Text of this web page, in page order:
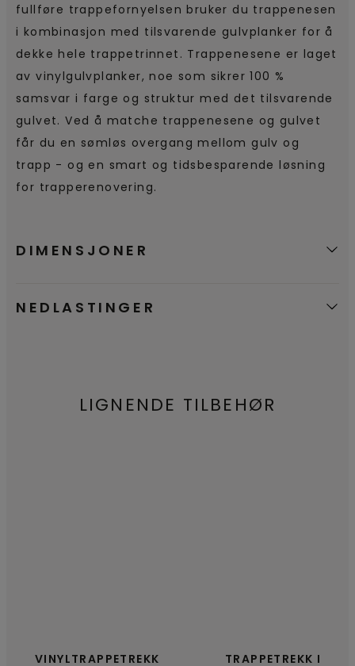
fullføre trappefornyelsen bruker du trappenesen
i kombinasjon med tilsvarende gulvplanker for å
dekke hele trappetrinnet. Trappenesene er laget
av vinylgulvplanker, noe som sikrer 100 %
samsvar i farge og struktur med det tilsvarende
gulvet. Ved å matche trappenesene og gulvet
får du en sømløs overgang mellom gulv og
trapp - og en smart og tidsbesparende løsning
for trapperenovering.
DIMENSJONER
NEDLASTINGER
LIGNENDE TILBEHØR
VINYLTRAPPETREKK
TRAPPETREKK I